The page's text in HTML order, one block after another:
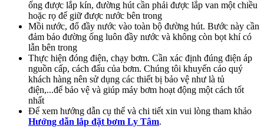
ống được lắp kín, đường hút cần phải được lắp van một chiều
hoặc rọ để giữ được nước bên trong
Mồi nước, đổ đầy nước vào toàn bộ đường hút. Bước này cần
đảm bảo đường ống luôn đầy nước và không còn bọt khí có
lẫn bên trong
Thực hiện đóng điện, chạy bơm. Cần xác định đúng điện áp
nguồn cấp, cách đấu của bơm. Chúng tôi khuyến cáo quý
khách hàng nên sử dụng các thiết bị bảo vệ như là tủ
điện,...để bảo vệ và giúp máy bơm hoạt động một cách tốt
nhất
Để xem hướng dẫn cụ thể và chi tiết xin vui lòng tham khảo
Hướng dẫn lắp đặt bơm Ly Tâm.